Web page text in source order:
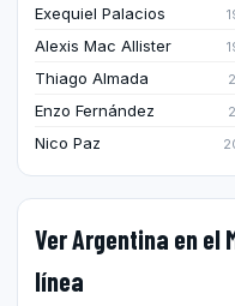
Exequiel Palacios
Alexis Mac Allister
Thiago Almada
Enzo Fernández
Nico Paz
Ver Argentina en el
línea